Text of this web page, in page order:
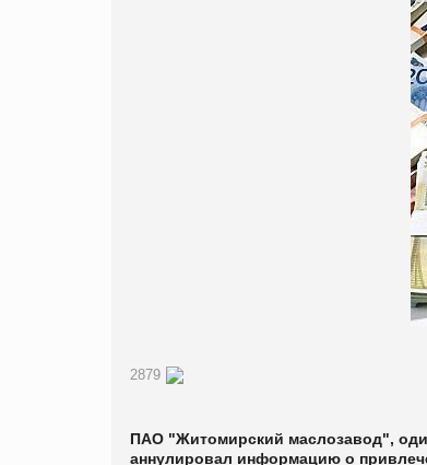
2879
ПАО "Житомирский маслозавод",
аннулировал информацию о